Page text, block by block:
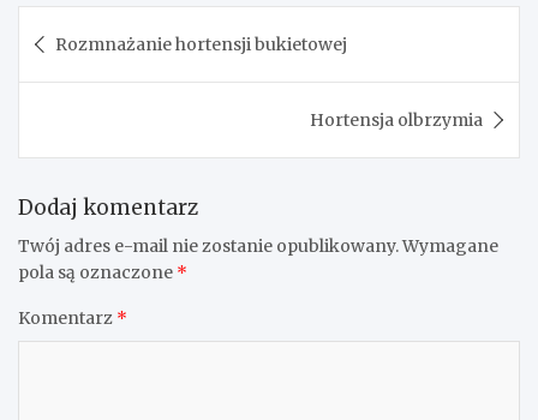
wpisu
Rozmnażanie hortensji bukietowej
Hortensja olbrzymia
Dodaj komentarz
Twój adres e-mail nie zostanie opublikowany.Wymagane
pola są oznaczone *
Komentarz *